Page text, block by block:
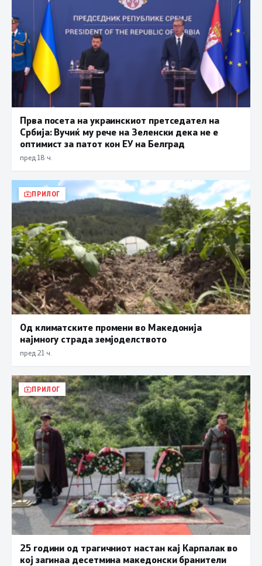
Прва посета на украинскиот претседател на
Србија: Вучиќ му рече на Зеленски дека не е
оптимист за патот кон ЕУ на Белград
пред 18 ч.
ПРИЛОГ
Од климатските промени во Македонија
најмногу страда земјоделството
пред 21 ч.
ПРИЛОГ
25 години од трагичниот настан кај Карпалак во
кој загинаа десетмина македонски бранители